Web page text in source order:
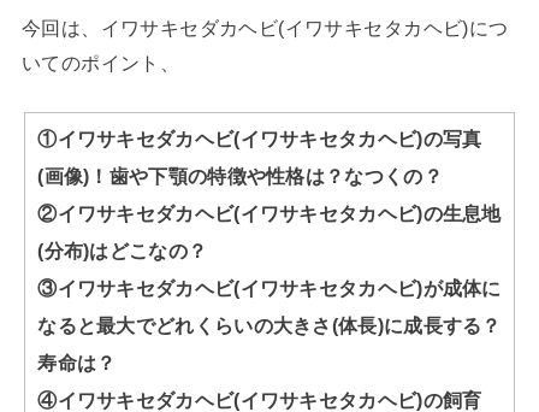
今回は、イワサキセダカヘビ(イワサキセタカヘビ)につ
いてのポイント、
①イワサキセダカヘビ(イワサキセタカヘビ)の写真
(画像)！歯や下顎の特徴や性格は？なつくの？
②イワサキセダカヘビ(イワサキセタカヘビ)の生息地
(分布)はどこなの？
③イワサキセダカヘビ(イワサキセタカヘビ)が成体に
なると最大でどれくらいの大きさ(体長)に成長する？
寿命は？
④イワサキセダカヘビ(イワサキセタカヘビ)の飼育